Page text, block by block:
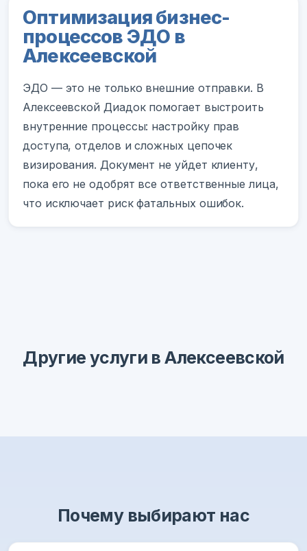
Оптимизация бизнес-
процессов ЭДО в
Алексеевской
ЭДО — это не только внешние отправки. В
Алексеевской Диадок помогает выстроить
внутренние процессы: настройку прав
доступа, отделов и сложных цепочек
визирования. Документ не уйдет клиенту,
пока его не одобрят все ответственные лица,
что исключает риск фатальных ошибок.
Другие услуги в Алексеевской
Почему выбирают нас